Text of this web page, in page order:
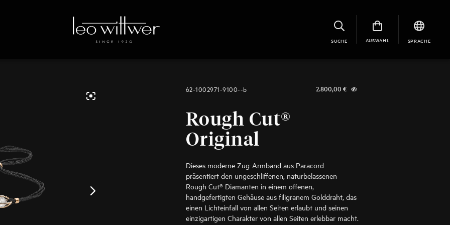
SUCHE AUSWAHL SPRACHE
62-1002971-9100--b 2.800,00 €
Rough Cut®
Original
Dieses moderne Zug-Armband aus Paracord
präsentiert den ungeschliffenen, naturbelassenen
Rough Cut® Diamanten in einem offenen,
handgefertigten Gehäuse aus filigranem Golddraht, das
einen Lichteinfall von allen Seiten erlaubt und seinen
einzigartigen Charakter von allen Seiten erlebbar macht.